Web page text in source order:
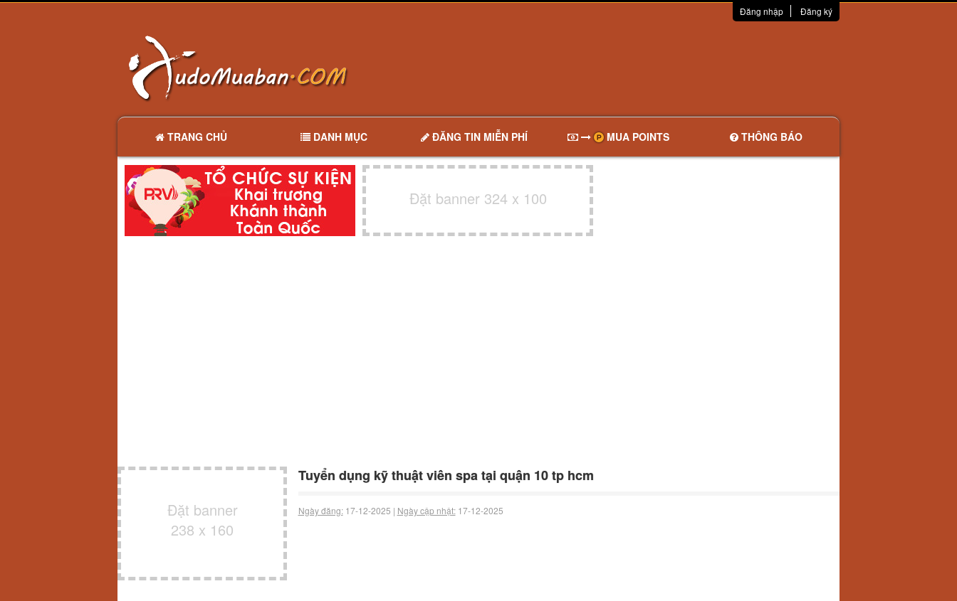
Đăng nhập Đăng ký
TRANG CHỦ DANH MỤC ĐĂNG TIN MIỄN PHÍ MUA POINTS THÔNG BÁO
Đặt banner 324 x 100
Đặt banner
238 x 160
Tuyển dụng kỹ thuật viên spa tại quận 10 tp hcm
Ngày đăng:17-12-2025 | Ngày cập nhật:17-12-2025